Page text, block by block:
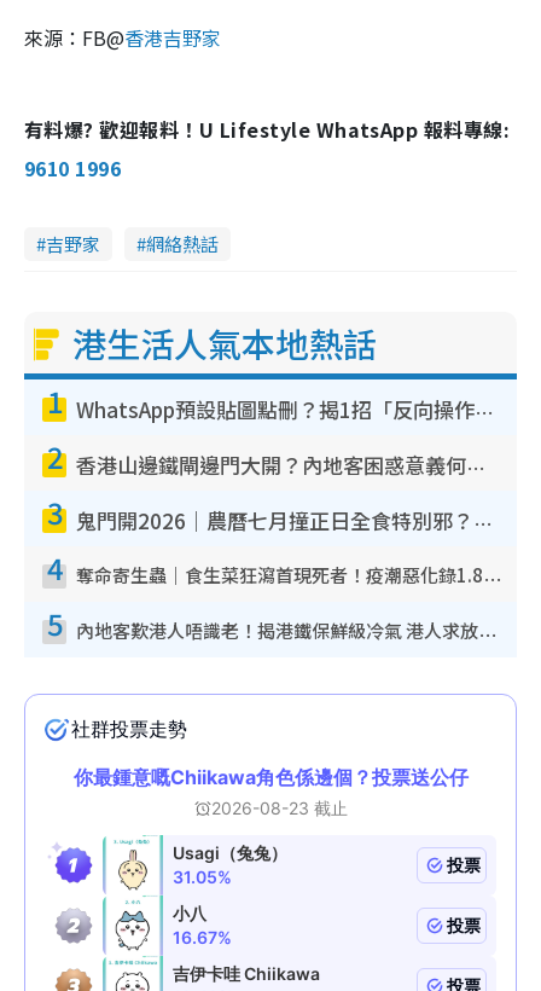
來源：FB@香港吉野家
有料爆? 歡迎報料！U Lifestyle WhatsApp 報料專線:
9610 1996
吉野家 網絡熱話
港生活人氣本地熱話
1 WhatsApp預設貼圖點刪？揭1招「反向操作」還原簡潔介面 附3步實測教學
2 香港山邊鐵閘邊門大開？內地客困惑意義何在！網民神回覆：呢種叫法理性防禦
3 鬼門開2026｜農曆七月撞正日全食特別邪？專家警告切忌做一事！揭4大禁忌+2招保平安
4 奪命寄生蟲｜食生菜狂瀉首現死者！疫潮惡化錄1.8萬宗病例 揭洗菜3大謬誤
5 內地客歎港人唔識老！揭港鐵保鮮級冷氣 港人求放過：咪投訴